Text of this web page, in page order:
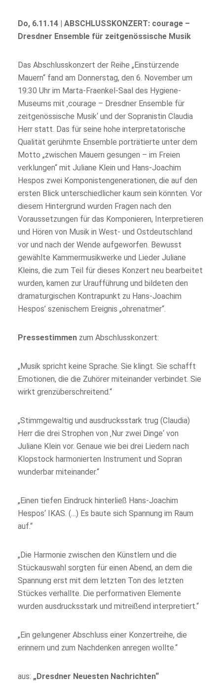
Do, 6.11.14 | ABSCHLUSSKONZERT: courage –
Dresdner Ensemble für zeitgenössische Musik
Das Abschlusskonzert der Reihe „Einstürzende
Mauern“ fand am Donnerstag, den 6. November um
19:30 Uhr im Marta-Fraenkel-Saal des Hygiene‐
Museums mit ‚courage – Dresdner Ensemble für
zeitgenössische Musik‘ und der Sopranistin Claudia
Herr statt. Das für seine hohe interpretatorische
Qualität gerühmte Ensemble porträtierte unter dem
Motto „zwischen Mauern gesungen – im Freien
verklungen“ mit Juliane Klein und Hans‐Joachim
Hespos zwei Komponistengenerationen, die auf den
ersten Blick unterschiedlicher kaum sein könnten. Vor
diesem Hintergrund wurden Fragen nach den
Voraussetzungen für das Komponieren, Interpretieren
und Hören von Musik in West‐ und Ostdeutschland
vor und nach der Wende aufgeworfen. Bewusst
gewählte Kammermusikwerke und Lieder Juliane
Kleins, die zum Teil für dieses Konzert neu bearbeitet
wurden, kamen zur Uraufführung und bildeten den
dramaturgischen Kontrapunkt zu Hans‐Joachim
Hespos’ szenischem Ereignis „ohrenatmer“.
Pressestimmen zum Abschlusskonzert:
„Musik spricht keine Sprache. Sie klingt. Sie schafft
Emotionen, die die Zuhörer miteinander verbindet. Sie
wirkt grenzüberschreitend.“
„Stimmgewaltig und ausdrucksstark trug (Claudia)
Herr die drei Strophen von ‚Nur zwei Dinge‘ von
Juliane Klein vor. Genaue wie bei drei Liedern nach
Klopstock harmonierten Instrument und Sopran
wunderbar miteinander.“
„Einen tiefen Eindruck hinterließ Hans-Joachim
Hespos‘ IKAS. (…) Es baute sich Spannung im Raum
auf.“
„Die Harmonie zwischen den Künstlern und die
Stückauswahl sorgten für einen Abend, an dem die
Spannung erst mit dem letzten Ton des letzten
Stückes verhallte. Die performativen Elemente
wurden ausdrucksstark und mitreißend interpretiert.“
„Ein gelungener Abschluss einer Konzertreihe, die
erinnern und zum Nachdenken anregen wollte.“
aus: „Dresdner Neuesten Nachrichten“